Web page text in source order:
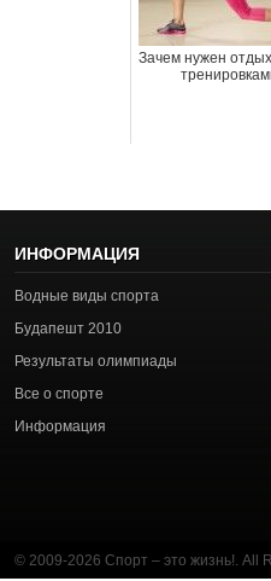
Зачем нужен
ИНФОРМАЦИЯ
Водные виды спорта
Будапешт 2010
Результаты олимпиады
Все о спорте
Информация
© 2009-2026 Спорт – это жизнь!. All